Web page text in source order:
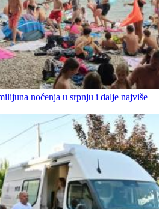
noćenja u srpnju i dalje najviše